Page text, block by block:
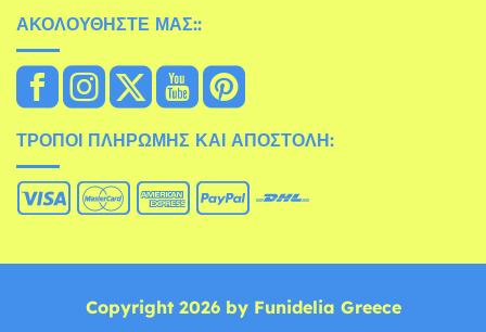
ΑΚΟΛΟΥΘΉΣΤΕ ΜΑΣ::
ΤΡΌΠΟΙ ΠΛΗΡΩΜΉΣ ΚΑΙ ΑΠΟΣΤΟΛΉ:
Copyright 2026 by Funidelia Greece